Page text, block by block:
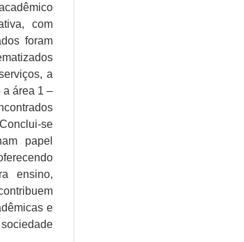
com
foram
a
a área 1 –
se
papel
ensino,
e